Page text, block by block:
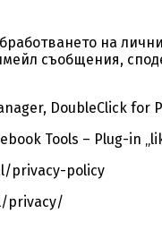
на
съобщения,
DoubleClick
Tools – Plug-
privacy-policy
privacy/